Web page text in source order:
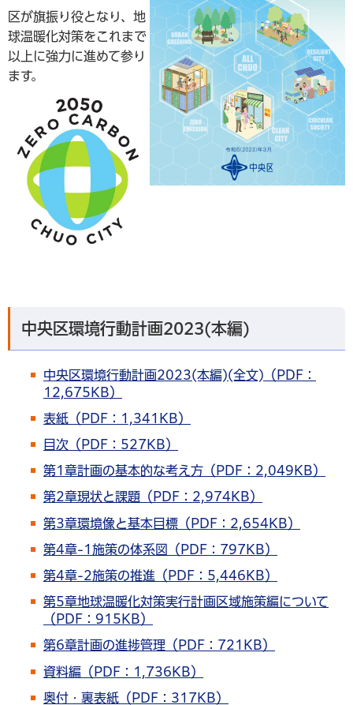
区が旗振り役となり、地
球温暖化対策をこれまで
以上に強力に進めて参り
ます。
中央区環境行動計画2023(本編)
中央区環境行動計画2023(本編)(全文)（PDF：
12,675KB）
表紙（PDF：1,341KB）
目次（PDF：527KB）
第1章計画の基本的な考え方（PDF：2,049KB）
第2章現状と課題（PDF：2,974KB）
第3章環境像と基本目標（PDF：2,654KB）
第4章-1施策の体系図（PDF：797KB）
第4章-2施策の推進（PDF：5,446KB）
第5章地球温暖化対策実行計画区域施策編について
（PDF：915KB）
第6章計画の進捗管理（PDF：721KB）
資料編（PDF：1,736KB）
奥付・裏表紙（PDF：317KB）